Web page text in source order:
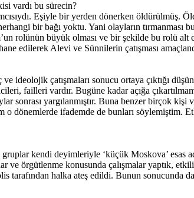
vardı bu sürecin?
Eşiyle bir yerden dönerken öldürülmüş.
bir bağı yoktu. Yani olayların tırmanması
rolünün büyük olması ve bir şekilde bu rolü
edilerek Alevi ve Sünnilerin çatışması
ideolojik çatışmaları sonucu ortaya çıktığı
failleri vardır. Bugüne kadar açığa
yargılanmıştır. Buna benzer birçok kişi
o dönemlerde ifademde de bunları
gruplar kendi deyimleriyle ‘küçük Moskova’
ve örgütlenme konusunda çalışmalar yaptık,
halka ateş edildi. Bunun sonucunda